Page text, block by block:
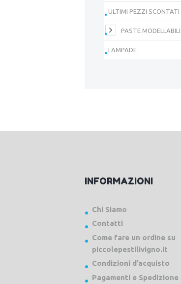
ULTIMI PEZZI SCONTATI
PASTE MODELLABILI
LAMPADE
INFORMAZIONI
Chi Siamo
Contatti
Come fare un ordine su
piccolepestilivigno.it
Condizioni d’acquisto
Pagamenti e Spedizione